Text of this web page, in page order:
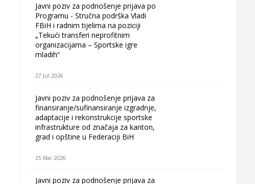
Javni poziv za podnošenje prijava po
Programu - Stručna podrška Vladi
FBiH i radnim tijelima na poziciji
„Tekući transferi neprofitnim
organizacijama – Sportske igre
mladih“
27 Jul 2026
Javni poziv za podnošenje prijava za
finansiranje/sufinansiranje izgradnje,
adaptacije i rekonstrukcije sportske
infrastrukture od značaja za kanton,
grad i opštine u Federaciji BiH
25 Mar 2026
Javni poziv za podnošenje prijava za